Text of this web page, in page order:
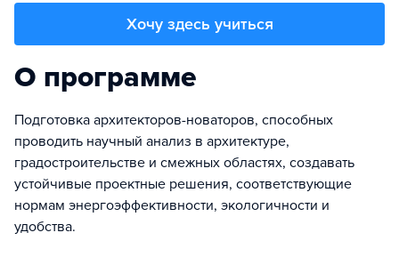
Хочу здесь учиться
О программе
Подготовка архитекторов-новаторов, способных
проводить научный анализ в архитектуре,
градостроительстве и смежных областях, создавать
устойчивые проектные решения, соответствующие
нормам энергоэффективности, экологичности и
удобства.